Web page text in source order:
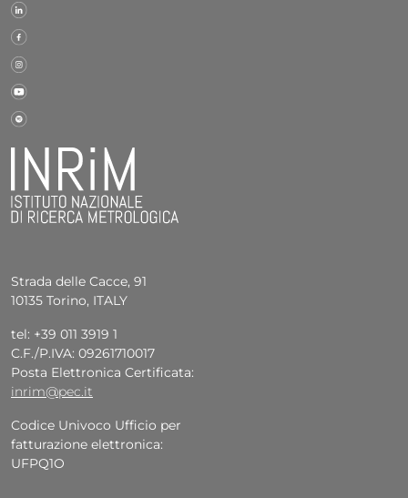
Strada delle Cacce, 91
10135 Torino, ITALY
tel: +39 011 3919 1
C.F./P.IVA: 09261710017
Posta Elettronica Certificata:
inrim@pec.it
Codice Univoco Ufficio per
fatturazione elettronica:
UFPQ1O